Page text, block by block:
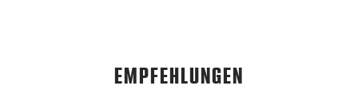
EMPFEHLUNGEN